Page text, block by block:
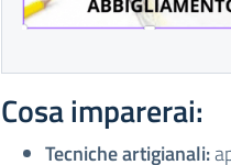
Cosa imparerai:
Tecniche artigianali: